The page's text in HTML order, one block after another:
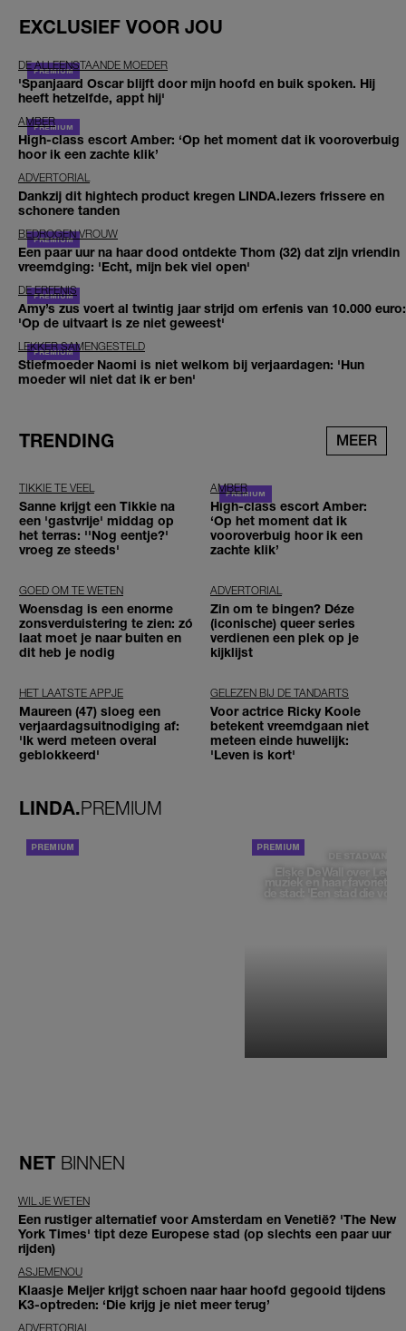
EXCLUSIEF VOOR JOU
DE ALLEENSTAANDE MOEDER
'Spanjaard Oscar blijft door mijn hoofd en buik spoken. Hij
heeft hetzelfde, appt hij'
AMBER
High-class escort Amber: ‘Op het moment dat ik vooroverbuig
hoor ik een zachte klik’
ADVERTORIAL
Dankzij dit hightech product kregen LINDA.lezers frissere en
schonere tanden
BEDROGEN VROUW
Een paar uur na haar dood ontdekte Thom (32) dat zijn vriendin
vreemdging: 'Echt, mijn bek viel open'
DE ERFENIS
Amy’s zus voert al twintig jaar strijd om erfenis van 10.000 euro:
'Op de uitvaart is ze niet geweest'
LEKKER SAMENGESTELD
Stiefmoeder Naomi is niet welkom bij verjaardagen: 'Hun
moeder wil niet dat ik er ben'
TRENDING MEER
TIKKIE TE VEEL
Sanne krijgt een Tikkie na
een 'gastvrije' middag op
het terras: ''Nog eentje?'
vroeg ze steeds'
AMBER
High-class escort Amber:
‘Op het moment dat ik
vooroverbuig hoor ik een
zachte klik’
GOED OM TE WETEN
Woensdag is een enorme
zonsverduistering te zien: zó
laat moet je naar buiten en
dit heb je nodig
ADVERTORIAL
Zin om te bingen? Déze
(iconische) queer series
verdienen een plek op je
kijklijst
HET LAATSTE APPJE
Maureen (47) sloeg een
verjaardagsuitnodiging af:
'Ik werd meteen overal
geblokkeerd'
GELEZEN BIJ DE TANDARTS
Voor actrice Ricky Koole
betekent vreemdgaan niet
meteen einde huwelijk:
'Leven is kort'
LINDA.PREMIUM
DE STAD VAN
Elske DeWall over
muziek en haar favoriete
de stad: 'Een stad die
NET BINNEN
WIL JE WETEN
Een rustiger alternatief voor Amsterdam en Venetië? 'The New
York Times' tipt deze Europese stad (op slechts een paar uur
rijden)
ASJEMENOU
Klaasje Meijer krijgt schoen naar haar hoofd gegooid tijdens
K3-optreden: ‘Die krijg je niet meer terug’
ADVERTORIAL